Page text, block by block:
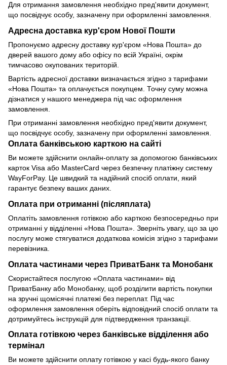
Для отримання замовлення необхідно пред'явити документ,
що посвідчує особу, зазначену при оформленні замовлення.
Адресна доставка кур'єром Нової Пошти
Пропонуємо адресну доставку кур'єром «Нова Пошта» до
дверей вашого дому або офісу по всій Україні, окрім
тимчасово окупованих територій.
Вартість адресної доставки визначається згідно з тарифами
«Нова Пошта» та оплачується покупцем. Точну суму можна
дізнатися у нашого менеджера під час оформлення
замовлення.
При отриманні замовлення необхідно пред'явити документ,
що посвідчує особу, зазначену при оформленні замовлення.
Оплата банківською карткою на сайті
Ви можете здійснити онлайн-оплату за допомогою банківських
карток Visa або MasterCard через безпечну платіжну систему
WayForPay. Це швидкий та надійний спосіб оплати, який
гарантує безпеку ваших даних.
Оплата при отриманні (післяплата)
Оплатіть замовлення готівкою або карткою безпосередньо при
отриманні у відділенні «Нова Пошта». Зверніть увагу, що за цю
послугу може стягуватися додаткова комісія згідно з тарифами
перевізника.
Оплата частинами через ПриватБанк та Монобанк
Скористайтеся послугою «Оплата частинами» від
ПриватБанку або Монобанку, щоб розділити вартість покупки
на зручні щомісячні платежі без переплат. Під час
оформлення замовлення оберіть відповідний спосіб оплати та
дотримуйтесь інструкцій для підтвердження транзакції.
Оплата готівкою через банківське відділення або
термінал
Ви можете здійснити оплату готівкою у касі будь-якого банку